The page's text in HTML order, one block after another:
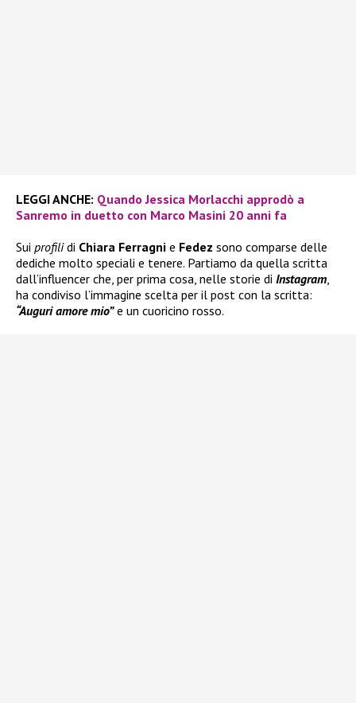
LEGGI ANCHE: Quando Jessica Morlacchi approdò a
Sanremo in duetto con Marco Masini 20 anni fa
Sui profilidi Chiara Ferragni e Fedez sono comparse delle
dediche molto speciali e tenere. Partiamo da quella scritta
dall’influencer che, per prima cosa, nelle storie di Instagram,
ha condiviso l’immagine scelta per il post con la scritta:
“Auguri amore mio”e un cuoricino rosso.